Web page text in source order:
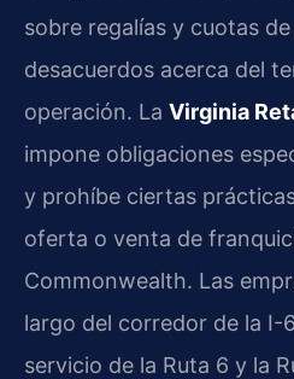
sobre regalías y cuotas
desacuerdos acerca del
operación. La Virginia
impone obligaciones
y prohíbe ciertas
oferta o venta de
Commonwealth. Las
largo del corredor de la I-
servicio de la Ruta 6 y la